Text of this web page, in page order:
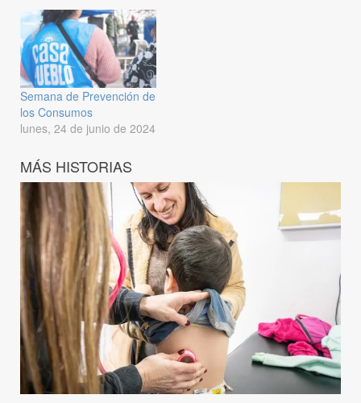
Semana de Prevención de
los Consumos
lunes, 24 de junio de 2024
MÁS HISTORIAS